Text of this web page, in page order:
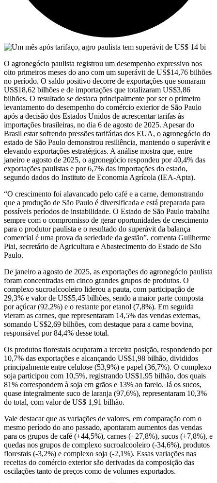
O agronegócio paulista registrou um desempenho expressivo nos
oito primeiros meses do ano com um superávit de US$14,76 bilhões
no período. O saldo positivo decorre de exportações que somaram
US$18,62 bilhões e de importações que totalizaram US$3,86
bilhões. O resultado se destaca principalmente por ser o primeiro
levantamento do desempenho do comércio exterior de São Paulo
após a decisão dos Estados Unidos de acrescentar tarifas às
importações brasileiras, no dia 6 de agosto de 2025. Apesar do
Brasil estar sofrendo pressões tarifárias dos EUA, o agronegócio do
estado de São Paulo demonstrou resiliência, mantendo o superávit e
elevando exportações estratégicas. A análise mostra que, entre
janeiro e agosto de 2025, o agronegócio respondeu por 40,4% das
exportações paulistas e por 6,7% das importações do estado,
segundo dados do Instituto de Economia Agrícola (IEA-Apta).
“O crescimento foi alavancado pelo café e a carne, demonstrando
que a produção de São Paulo é diversificada e está preparada para
possíveis períodos de instabilidade. O Estado de São Paulo trabalha
sempre com o compromisso de gerar oportunidades de crescimento
para o produtor paulista e o resultado do superávit da balança
comercial é uma prova da seriedade da gestão”, comenta Guilherme
Piai, secretário de Agricultura e Abastecimento do Estado de São
Paulo.
De janeiro a agosto de 2025, as exportações do agronegócio paulista
foram concentradas em cinco grandes grupos de produtos. O
complexo sucroalcooleiro liderou a pauta, com participação de
29,3% e valor de US$5,45 bilhões, sendo a maior parte composta
por açúcar (92,2%) e o restante por etanol (7,8%). Em seguida
vieram as carnes, que representaram 14,5% das vendas externas,
somando US$2,69 bilhões, com destaque para a carne bovina,
responsável por 84,4% desse total.
Os produtos florestais ocuparam a terceira posição, respondendo por
10,7% das exportações e alcançando US$1,98 bilhão, divididos
principalmente entre celulose (53,9%) e papel (36,7%). O complexo
soja participou com 10,5%, registrando US$1,95 bilhão, dos quais
81% correspondem à soja em grãos e 13% ao farelo. Já os sucos,
quase integralmente suco de laranja (97,6%), representaram 10,3%
do total, com valor de US$ 1,91 bilhão.
Vale destacar que as variações de valores, em comparação com o
mesmo período do ano passado, apontaram aumentos das vendas
para os grupos de café (+44,5%), carnes (+27,8%), sucos (+7,8%), e
quedas nos grupos de complexo sucroalcooleiro (-34,6%), produtos
florestais (-3,2%) e complexo soja (-2,1%). Essas variações nas
receitas do comércio exterior são derivadas da composição das
oscilações tanto de preços como de volumes exportados.